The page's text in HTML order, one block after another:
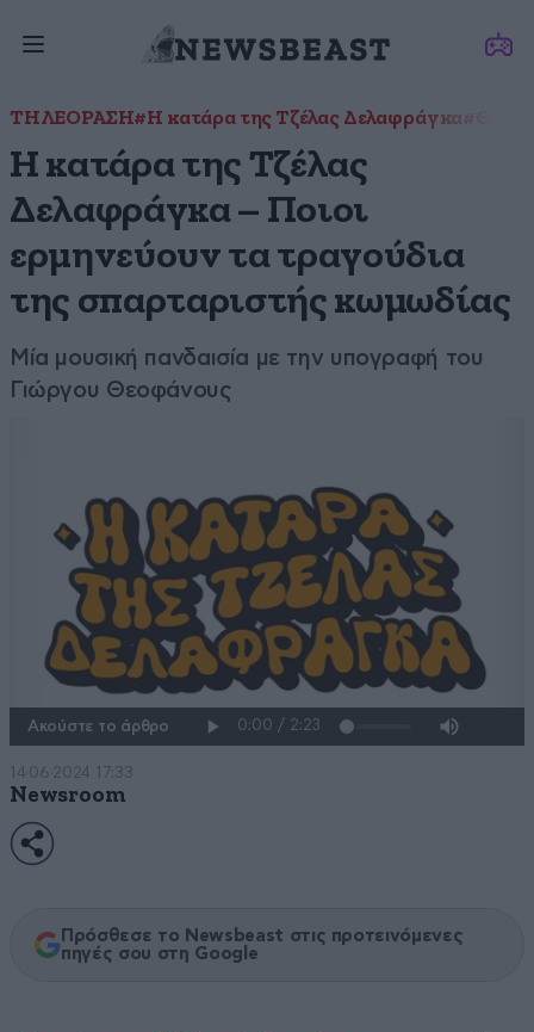
ΤΗΛΕΟΡΑΣΗ#Η κατάρα της Τζέλας Δελαφράγκα
Η κατάρα της Τζέλας
Δελαφράγκα – Ποιοι
ερμηνεύουν τα τραγούδια
της σπαρταριστής κωμωδίας
Μία μουσική πανδαισία με την υπογραφή του
Γιώργου Θεοφάνους
Ακούστε το άρθρο
14·06·2024 17:33
Newsroom
Πρόσθεσε το Newsbeast στις προτεινόμενες
πηγές σου στη Google